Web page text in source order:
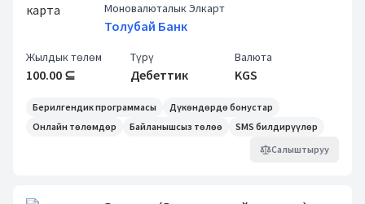
Моновалюталык Элкарт
Толубай Банк
Жылдык төлөм
100.00 ⊆
Түрү
Дебеттик
Валюта
KGS
Берилгендик программасы
Дүкөндөрдө бонустар
Онлайн төлөмдөр
Байланышсыз төлөө
SMS билдирүүлөр
Салыштыруу